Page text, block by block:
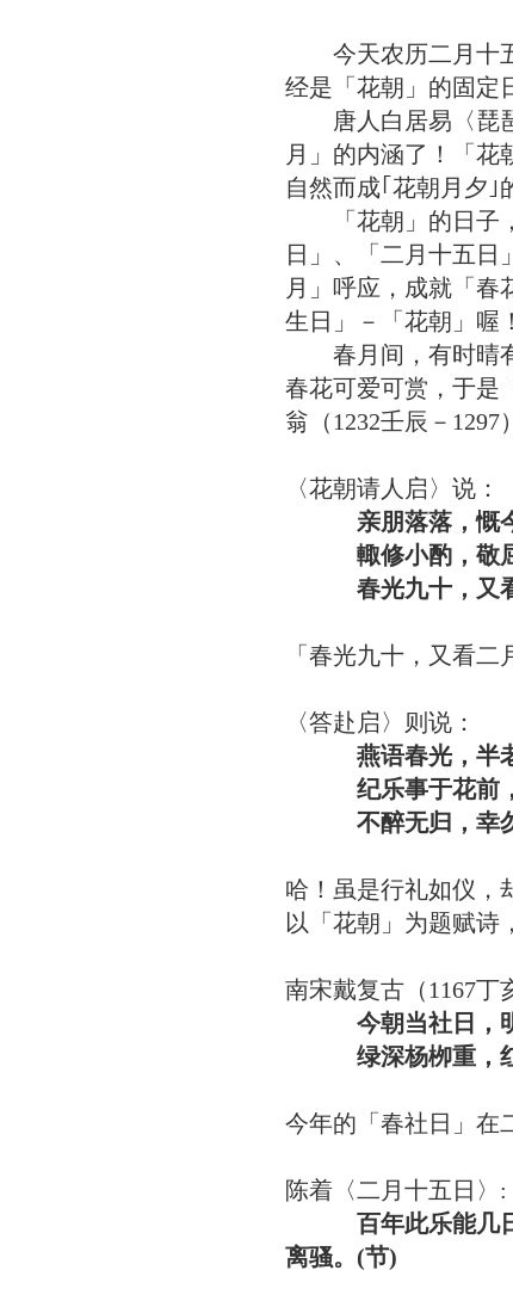
今天农历二月十五
经是「花朝」的固定
唐人白居易〈琵琶
月」的内涵了！「花
自然而成｢花朝月夕｣
「花朝」的日子，
日」、「二月十五日
月」呼应，成就「春
生日」－「花朝」喔！
春月间，有时晴有
春花可爱可赏，于是
翁（1232壬辰－1297
〈花朝请人启〉说：
亲朋落落，慨
輙修小酌，敬屈大
春光九十，又看二
「春光九十，又看二
〈答赴启〉则说：
燕语春光，半
纪乐事于花前，置
不醉无归，幸勿
哈！虽是行礼如仪，
以「花朝」为题赋诗
南宋戴复古（1167丁
今朝当社日，
绿深杨栁重，红
今年的「春社日」在
陈着〈二月十五日〉:
百年此乐能几
离骚。(节)